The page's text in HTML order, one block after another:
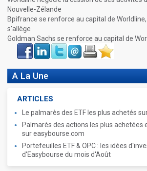
Nouvelle-Zélande
Bpifrance se renforce au capital de
s'allège
Goldman Sachs se renforce au capital de
Face
book
LinkIn Twitter Envoyer ImprimerFavoris
A La Une
ARTICLES
Le palmarès des ETF les plus achetés
Palmarès des actions les plus achetées
sur easybourse.com
Portefeuilles ETF & OPC : les idées
d'Easybourse du mois d'Août